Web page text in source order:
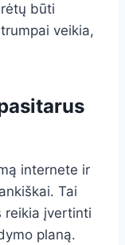
būti
veikia,
internete ir
Tai
reikia įvertinti
planą.